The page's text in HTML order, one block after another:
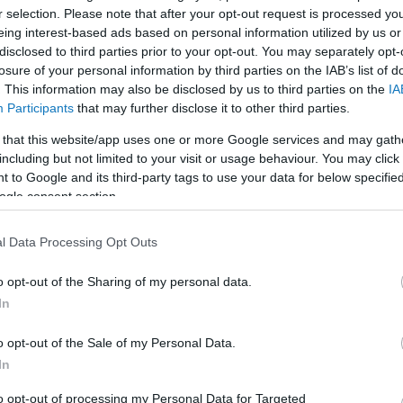
selection. Please note that after your opt-out request is processed
interest-based ads based on personal information utilized by us
to third parties prior to your opt-out. You may separately
of your personal information by third parties on the IAB’s list of
This information may also be disclosed by us to third parties on the
Participants that may further disclose it to other third parties.
that this website/app uses one or more Google services and may
but not limited to your visit or usage behaviour. You may
to Google and its third-party tags to use your data for below
consent section.
Data Processing Opt Outs
opt-out of the Sharing of my personal data.
opt-out of the Sale of my Personal Data.
opt-out of processing my Personal Data for Targeted
LEGFRISSEBB
Irak nagy dobása: új kereskedelmi út a világ
A közlekedés mérföldkövei